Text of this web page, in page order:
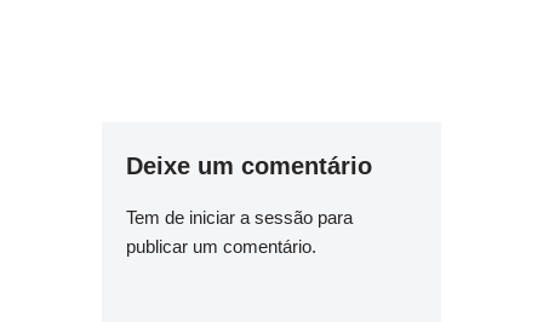
Deixe um comentário
Tem de iniciar a sessão para
publicar um comentário.